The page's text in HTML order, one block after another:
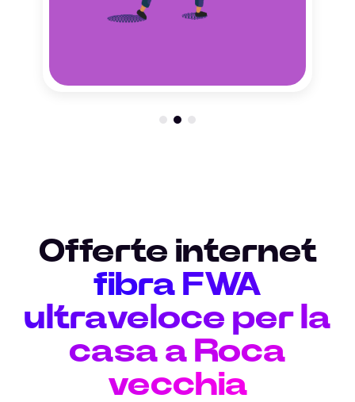
Offerte internet
fibra FWA
ultraveloce per la
casa a Roca
vecchia